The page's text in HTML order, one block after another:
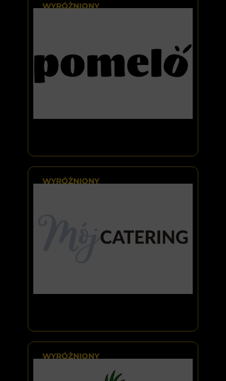
WYRÓŻNIONY
WYRÓŻNIONY
WYRÓŻNIONY